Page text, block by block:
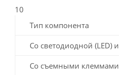
10
Тип компонента
Со светодиодной (LED)
Со съемными клеммами